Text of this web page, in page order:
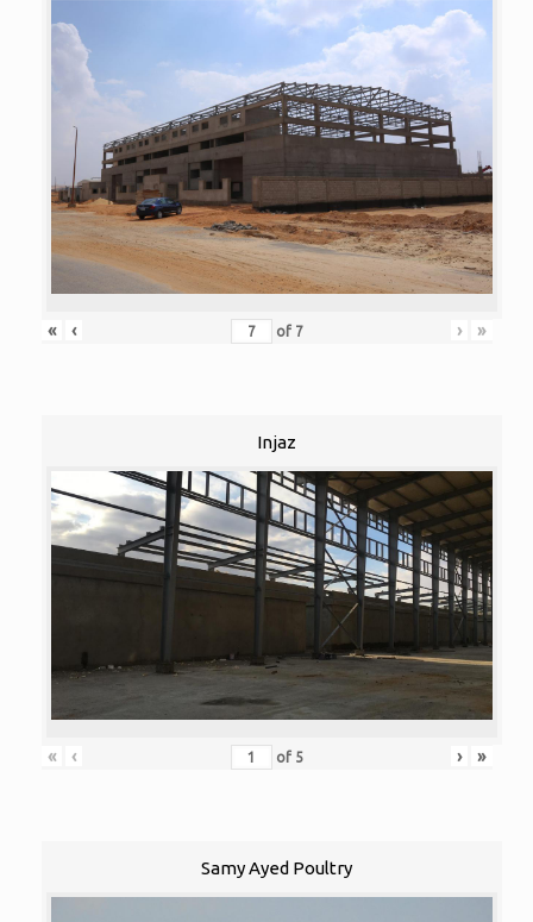
« ‹ of 7 › »
Injaz
« ‹ of 5 › »
Samy Ayed Poultry